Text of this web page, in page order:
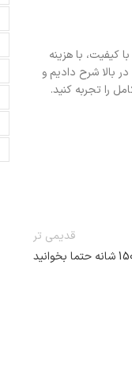
کیفیت، با هزینه
بالا شرح دادیم و
را تجربه کنید.
قدیمی تر